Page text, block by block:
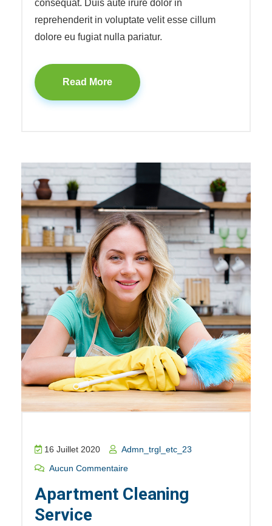
consequat. Duis aute irure dolor in
reprehenderit in voluptate velit esse cillum
dolore eu fugiat nulla pariatur.
Read More
16 Juillet 2020
Admn_trgl_etc_23
Aucun Commentaire
Apartment Cleaning
Service